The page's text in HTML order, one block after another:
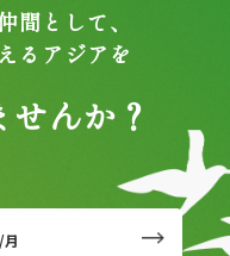
間として、
るアジアを
せんか？